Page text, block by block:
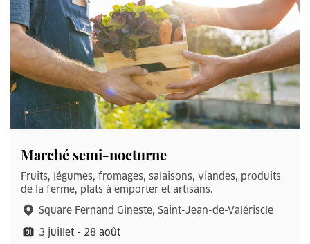
Marché semi-nocturne
Fruits, légumes, fromages, salaisons, viandes, produits
de la ferme, plats à emporter et artisans.
Square Fernand Gineste, Saint-Jean-de-Valériscle
3 juillet - 28 août